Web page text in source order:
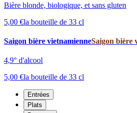
Bière blonde, biologique, et sans gluten
5,00 €la bouteille de 33 cl
Saigon bière vietnamienneSaigon bière
4,9° d'alcool
5,00 €la bouteille de 33 cl
Entrées
Plats